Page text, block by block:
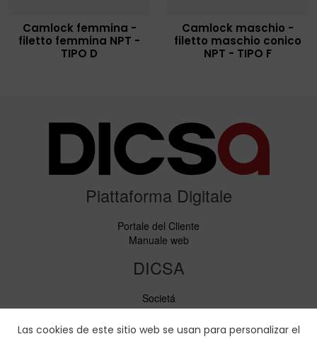
Las cookies de este sitio web se usan para personalizar el
Camlock femmina -
filetto femmina NPT -
TIPO D
Camlock maschio -
filetto maschio conico
NPT - TIPO F
Piattaforma Digitale
Portale del Cliente
Manuale web
DICSA
Societá
Notizie ed Eventi
Servizi